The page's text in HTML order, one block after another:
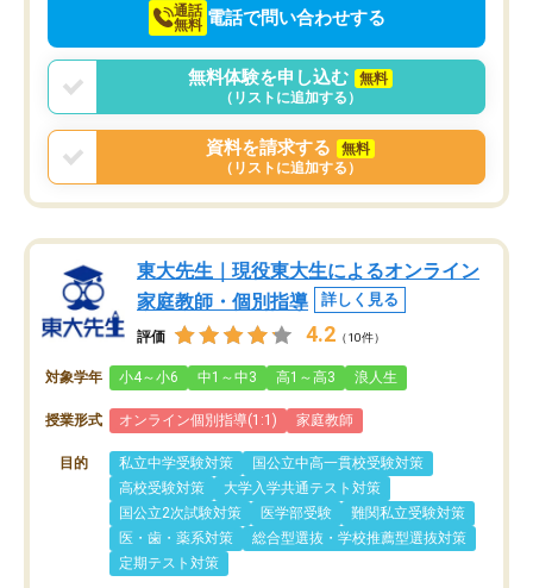
通話
無料 電話で問い合わせする
無料体験を申し込む
無料
（リストに追加する）
資料を請求する
無料
（リストに追加する）
東大先生｜現役東大生によるオンライン
家庭教師・個別指導
詳しく見る
評価 4.2 （10件）
対象学年 小4～小6 中1～中3 高1～高3 浪人生
授業形式 オンライン個別指導(1:1) 家庭教師
目的 私立中学受験対策
国公立中高一貫校受験対策
高校受験対策
大学入学共通テスト対策
国公立2次試験対策
医学部受験
難関私立受験対策
医・歯・薬系対策
総合型選抜・学校推薦型選抜対策
定期テスト対策